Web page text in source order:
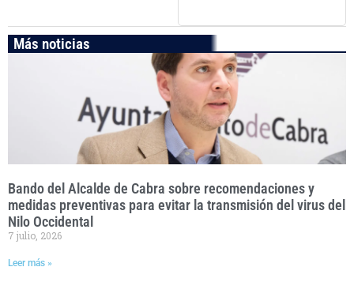
Más noticias
Bando del Alcalde de Cabra sobre recomendaciones y
medidas preventivas para evitar la transmisión del virus del
Nilo Occidental
7 julio, 2026
Leer más »